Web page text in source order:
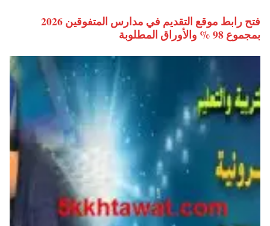
فتح رابط موقع التقديم في مدارس المتفوقين 2026
بمجموع 98 % والأوراق المطلوبة